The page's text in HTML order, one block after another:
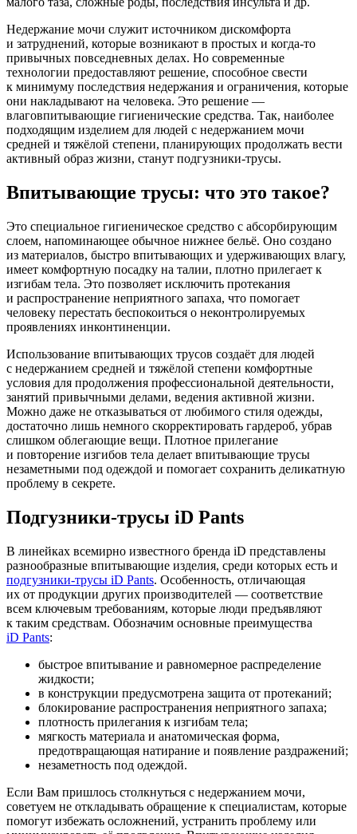
Недержание мочи служит источником дискомфорта
и затруднений, которые возникают в простых и когда-то
привычных повседневных делах. Но современные
технологии предоставляют решение, способное свести
к минимуму последствия недержания и ограничения, которые
они накладывают на человека. Это решение —
влаговпитывающие гигиенические средства. Так, наиболее
подходящим изделием для людей с недержанием мочи
средней и тяжёлой степени, планирующих продолжать вести
активный образ жизни, станут подгузники-трусы.
Впитывающие трусы: что это такое?
Это специальное гигиеническое средство с абсорбирующим
слоем, напоминающее обычное нижнее бельё. Оно создано
из материалов, быстро впитывающих и удерживающих влагу,
имеет комфортную посадку на талии, плотно прилегает к
изгибам тела. Это позволяет исключить протекания
и распространение неприятного запаха, что помогает
человеку перестать беспокоиться о неконтролируемых
проявлениях инконтиненции.
Использование впитывающих трусов создаёт для людей
с недержанием средней и тяжёлой степени комфортные
условия для продолжения профессиональной деятельности,
занятий привычными делами, ведения активной жизни.
Можно даже не отказываться от любимого стиля одежды,
достаточно лишь немного скорректировать гардероб, убрав
слишком облегающие вещи. Плотное прилегание
и повторение изгибов тела делает впитывающие трусы
незаметными под одеждой и помогает сохранить деликатную
проблему в секрете.
Подгузники-трусы iD Pants
В линейках всемирно известного бренда iD представлены
разнообразные впитывающие изделия, среди которых есть и
подгузники-трусы iD Pants. Особенность, отличающая
их от продукции других производителей — соответствие
всем ключевым требованиям, которые люди предъявляют
к таким средствам. Обозначим основные преимущества
iD Pants:
быстрое впитывание и равномерное распределение
жидкости;
в конструкции предусмотрена защита от протеканий;
блокирование распространения неприятного запаха;
плотность прилегания к изгибам тела;
мягкость материала и анатомическая форма,
предотвращающая натирание и появление раздражений;
незаметность под одеждой.
Если Вам пришлось столкнуться с недержанием мочи,
советуем не откладывать обращение к специалистам, которые
помогут избежать осложнений, устранить проблему или